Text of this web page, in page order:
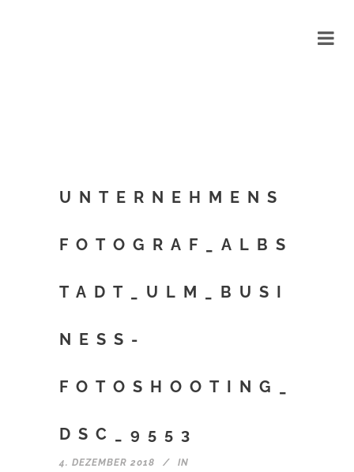
UNTERNEHMENS
FOTOGRAF_ALBS
TADT_ULM_BUSI
NESS-
FOTOSHOOTING_
DSC_9553
4. DEZEMBER 2018 IN